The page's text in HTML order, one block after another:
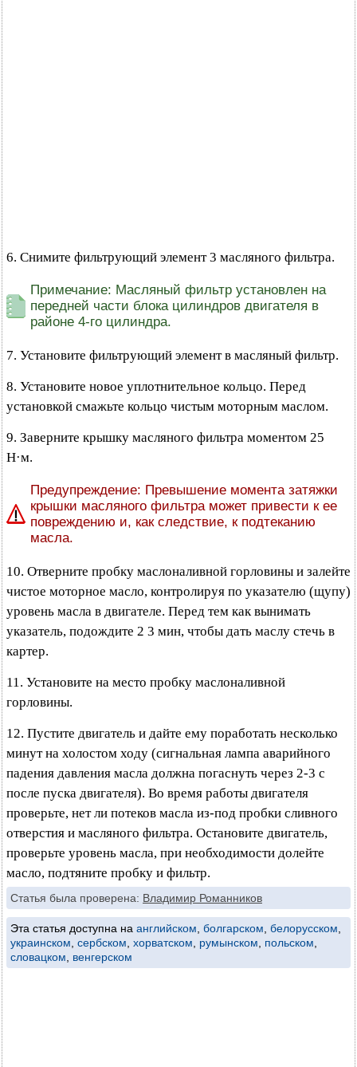
6. Снимите фильтрующий элемент 3 масляного фильтра.
Примечание: Масляный фильтр установлен на
передней части блока цилиндров двигателя в
районе 4-го цилиндра.
7. Установите фильтрующий элемент в масляный фильтр.
8. Установите новое уплотнительное кольцо. Перед
установкой смажьте кольцо чистым моторным маслом.
9. Заверните крышку масляного фильтра моментом 25
Н·м.
Предупреждение: Превышение момента затяжки
крышки масляного фильтра может привести к ее
повреждению и, как следствие, к подтеканию
масла.
10. Отверните пробку маслоналивной горловины и залейте
чистое моторное масло, контролируя по указателю (щупу)
уровень масла в двигателе. Перед тем как вынимать
указатель, подождите 2 3 мин, чтобы дать маслу стечь в
картер.
11. Установите на место пробку маслоналивной
горловины.
12. Пустите двигатель и дайте ему поработать несколько
минут на холостом ходу (сигнальная лампа аварийного
падения давления масла должна погаснуть через 2-3 с
после пуска двигателя). Во время работы двигателя
проверьте, нет ли потеков масла из-под пробки сливного
отверстия и масляного фильтра. Остановите двигатель,
проверьте уровень масла, при необходимости долейте
масло, подтяните пробку и фильтр.
Статья была проверена: Владимир Романников
Эта статья доступна на английском болгарском белорусском
украинском сербском хорватском румынском польском
словацком
венгерском